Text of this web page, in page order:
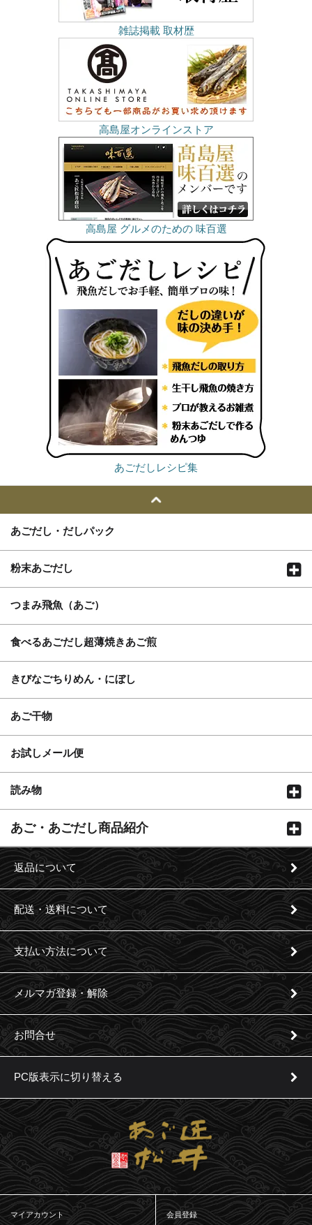
雑誌掲載 取材歴
高島屋オンラインストア
高島屋 グルメのための 味百選
あごだしレシピ集
あごだし・だしパック
粉末あごだし
つまみ飛魚（あご）
食べるあごだし超薄焼きあご煎
きびなごちりめん・にぼし
あご干物
お試しメール便
読み物
あご・あごだし商品紹介
返品について
配送・送料について
支払い方法について
メルマガ登録・解除
お問合せ
PC版表示に切り替える
マイアカウント 会員登録